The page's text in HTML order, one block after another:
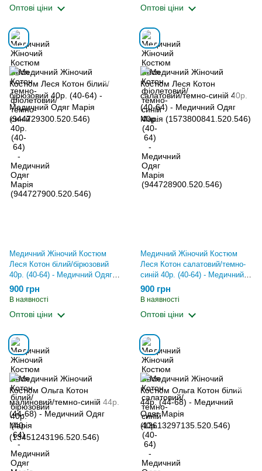
Оптові ціни Оптові ціни
Медичний Жіночий Костюм
Леся Котон білий/бірюзовий
40р. (40-64) - Медичний Одяг
Марія (944729300.520.546)
900 грн
В наявності
Оптові ціни
Медичний Жіночий Костюм
Леся Котон салатовий/темно-
синій 40р. (40-64) - Медичний
Одяг Марія
(1573800841.520.546)
900 грн
В наявності
Оптові ціни